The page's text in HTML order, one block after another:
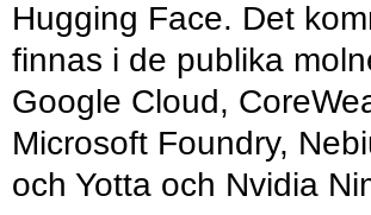
Hugging Face. Det
finnas i de publika
Google Cloud,
Microsoft Foundry,
och Yotta och Nvidia